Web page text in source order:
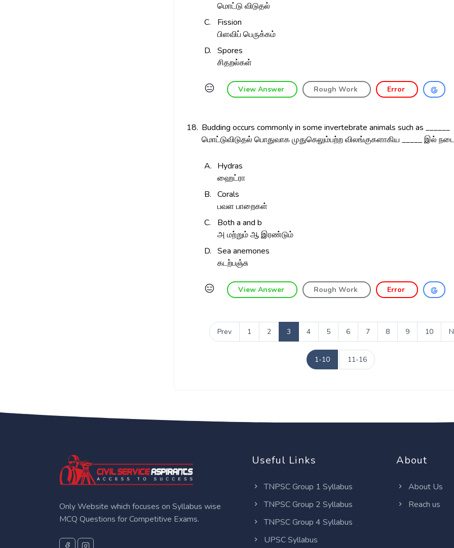
மொட்டு விடுதல்
C.
Fission
பிளவிப் பெருக்கம்
D.
Spores
சிதறல்கள்
😑 View Answer Rough Work Error
18. Budding occurs commonly in some invertebrate animals such as ______
மொட்டுவிடுதல் பொதுவாக முதுகெலும்பற்ற விலங்குகளாகிய _____ இல்
A. Hydras
ஹைட்ரா
B.
Corals
பவள பாறைகள்
C.
Both a and b
அ மற்றும் ஆ இரண்டும்
D.
Sea anemones
கடற்பஞ்சு
😑 View Answer Rough Work Error
Prev 1 2 3 4 5 6 7 8 9 10
1-10 11-16
Only Website which focuses on Syllabus wise
MCQ Questions for Competitive Exams.
Useful Links
TNPSC Group 1 Syllabus
TNPSC Group 2 Syllabus
TNPSC Group 4 Syllabus
UPSC Syllabus
About
About Us
Reach us